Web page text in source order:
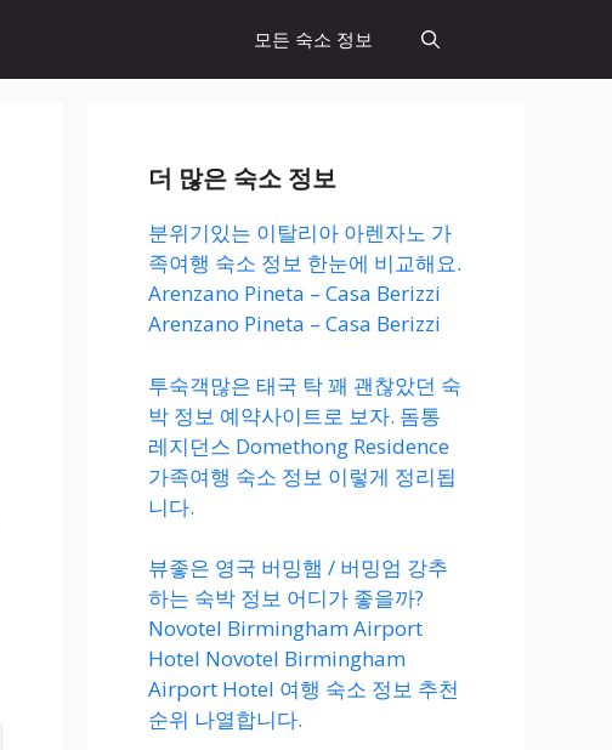
모든 숙소 정보
더 많은 숙소 정보
분위기있는 이탈리아 아렌자노 가
족여행 숙소 정보 한눈에 비교해요.
Arenzano Pineta – Casa Berizzi
Arenzano Pineta – Casa Berizzi
투숙객많은 태국 탁 꽤 괜찮았던 숙
박 정보 예약사이트로 보자. 돔통
레지던스 Domethong Residence
가족여행 숙소 정보 이렇게 정리됩
니다.
뷰좋은 영국 버밍햄 / 버밍엄 강추
하는 숙박 정보 어디가 좋을까?
Novotel Birmingham Airport
Hotel Novotel Birmingham
Airport Hotel 여행 숙소 정보 추천
순위 나열합니다.